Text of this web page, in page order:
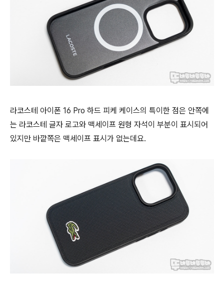
라코스테 아이폰 16 Pro 하드 피케 케이스의 특이한 점은 안쪽에
는 라코스테 글자 로고와 맥세이프 원형 자석이 부분이 표시되어
있지만 바깥쪽은 맥세이프 표시가 없는데요.